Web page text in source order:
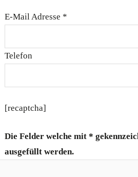
E-Mail Adresse *
Telefon
[recaptcha]
Die Felder welche mit *
ausgefüllt werden.